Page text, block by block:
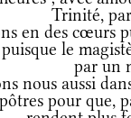
Trinité,
en des cœurs
le
par un
nous aussi
pour que,